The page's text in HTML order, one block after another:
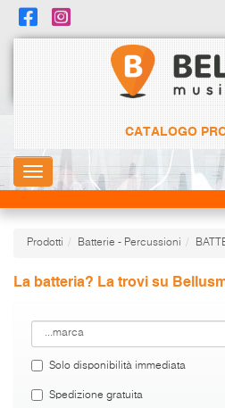
CATALOGO
Toggle
navigation
Prodotti Batterie - Percussioni
La batteria? La trovi su
Solo disponibilità immediata
Spedizione gratuita